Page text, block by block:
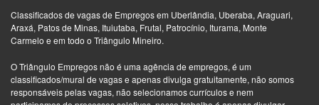
Classificados de vagas de Empregos em Uberlândia, Uberaba, Araguari,
Araxá, Patos de Minas, Ituiutaba, Frutal, Patrocínio, Iturama, Monte
Carmelo e em todo o Triângulo Mineiro.
O Triângulo Empregos não é uma agência de empregos, é um
classificados/mural de vagas e apenas divulga gratuitamente, não somos
responsáveis pelas vagas, não selecionamos currículos e nem